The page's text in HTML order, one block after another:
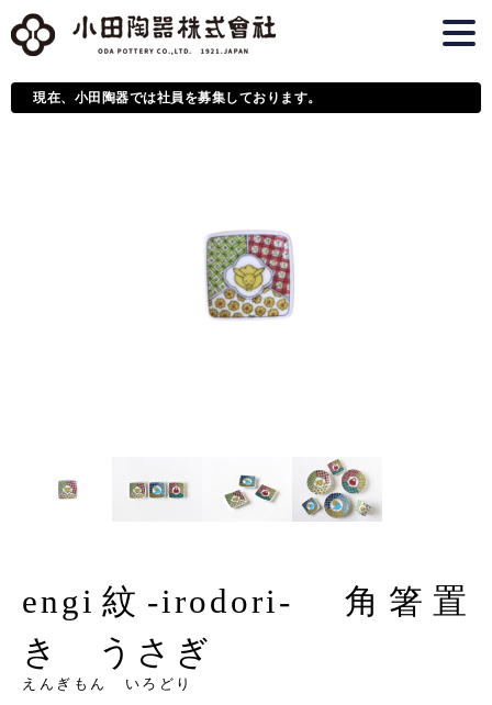
現在、小田陶器では社員を募集しております。
engi紋-irodori- 角箸置
き うさぎ
えんぎもん いろどり